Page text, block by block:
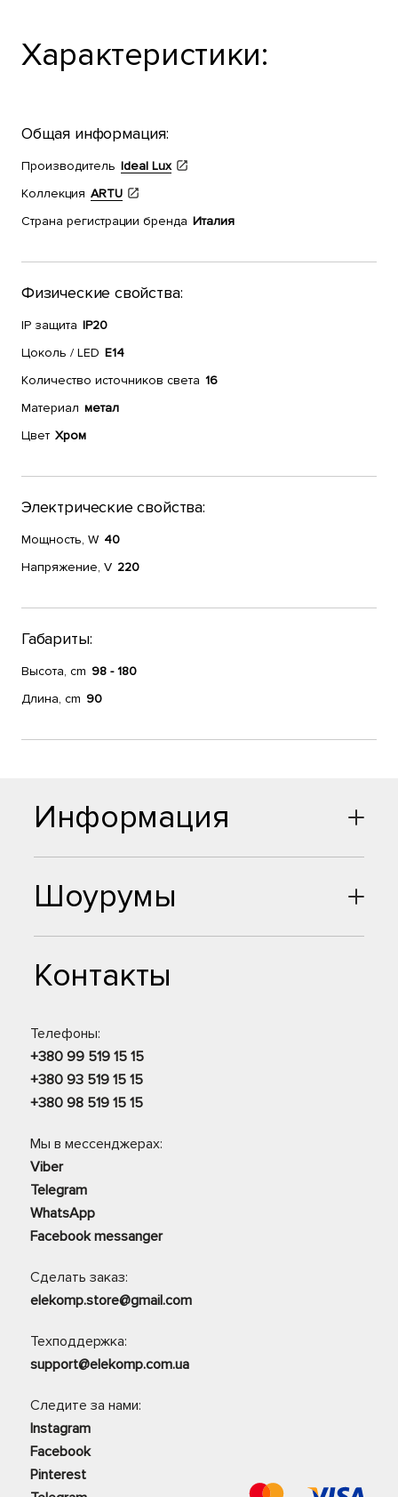
Характеристики:
Общая информация:
Производитель Ideal Lux
Коллекция ARTU
Страна регистрации бренда Италия
Физические свойства:
IP защита IP20
Цоколь / LED E14
Количество источников света 16
Материал метал
Цвет Хром
Электрические свойства:
Мощность, W 40
Напряжение, V 220
Габариты:
Высота, cm 98 - 180
Длина, cm 90
Шоурумы
Контакты
Телефоны:
+380 99 519 15 15
+380 93 519 15 15
+380 98 519 15 15
Мы в мессенджерах:
Viber
Telegram
WhatsApp
Facebook messanger
Сделать заказ:
elekomp.store@gmail.com
Техподдержка:
support@elekomp.com.ua
Следите за нами:
Instagram
Facebook
Pinterest
Информация